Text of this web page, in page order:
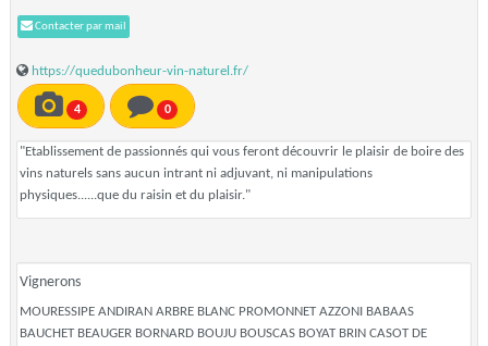
Contacter par mail
https://quedubonheur-vin-naturel.fr/
4 0
"Etablissement de passionnés qui vous feront découvrir le plaisir de boire des
vins naturels sans aucun intrant ni adjuvant, ni manipulations
physiques......que du raisin et du plaisir."
Vignerons
MOURESSIPE ANDIRAN ARBRE BLANC PROMONNET AZZONI BABAAS
BAUCHET BEAUGER BORNARD BOUJU BOUSCAS BOYAT BRIN CASOT DE